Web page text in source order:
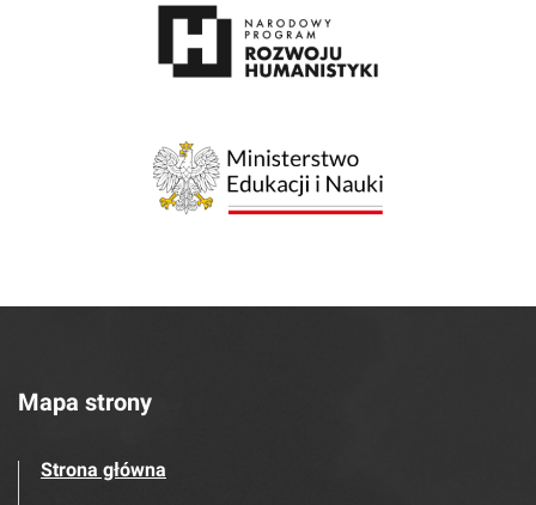
Mapa strony
Strona główna